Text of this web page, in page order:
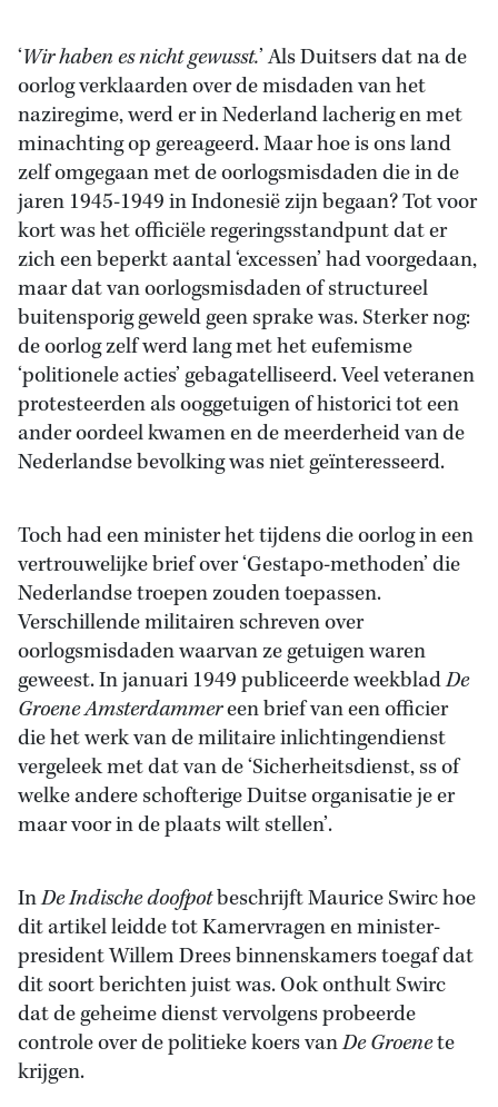
‘Wir haben es nicht gewusst.’ Als Duitsers dat na de
oorlog verklaarden over de misdaden van het
naziregime, werd er in Nederland lacherig en met
minachting op gereageerd. Maar hoe is ons land
zelf omgegaan met de oorlogsmisdaden die in de
jaren 1945-1949 in Indonesië zijn begaan? Tot voor
kort was het officiële regeringsstandpunt dat er
zich een beperkt aantal ‘excessen’ had voorgedaan,
maar dat van oorlogsmisdaden of structureel
buitensporig geweld geen sprake was. Sterker nog:
de oorlog zelf werd lang met het eufemisme
‘politionele acties’ gebagatelliseerd. Veel veteranen
protesteerden als ooggetuigen of historici tot een
ander oordeel kwamen en de meerderheid van de
Nederlandse bevolking was niet geïnteresseerd.
Toch had een minister het tijdens die oorlog in een
vertrouwelijke brief over ‘Gestapo-methoden’ die
Nederlandse troepen zouden toepassen.
Verschillende militairen schreven over
oorlogsmisdaden waarvan ze getuigen waren
geweest. In januari 1949 publiceerde weekbladDe
Groene Amsterdammereen brief van een officier
die het werk van de militaire inlichtingendienst
vergeleek met dat van de ‘Sicherheitsdienst, ss of
welke andere schofterige Duitse organisatie je er
maar voor in de plaats wilt stellen’.
InDe Indische doofpotbeschrijft Maurice Swirc hoe
dit artikel leidde tot Kamervragen en minister-
president Willem Drees binnenskamers toegaf dat
dit soort berichten juist was. Ook onthult Swirc
dat de geheime dienst vervolgens probeerde
controle over de politieke koers vanDe Groenete
krijgen.